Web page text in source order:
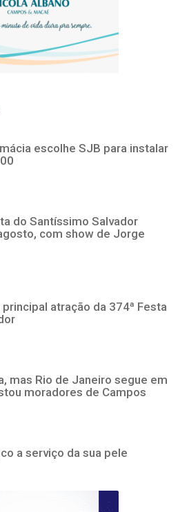
escolhe SJB para instalar
do Santíssimo Salvador
com show de Jorge
atração da 374ª Festa
mas Rio de Janeiro segue em
moradores de Campos
a serviço da sua pele